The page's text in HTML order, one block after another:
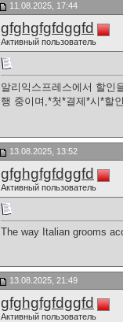
11.08.2025, 17:44
gfghgfgfdggfd
Активный пользователь
알리익스프레스에서 할인
행 중이며,*첫*결제*시*할
13.08.2025, 13:52
gfghgfgfdggfd
Активный пользователь
The way Italian grooms
13.08.2025, 21:49
gfghgfgfdggfd
Активный пользователь